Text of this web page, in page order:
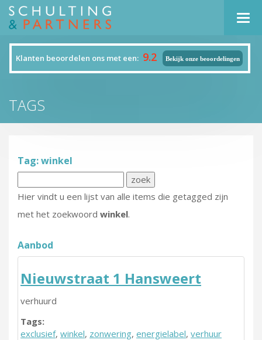
Klanten beoordelen ons met een: 9.2 Bekijk onze beoordelingen
TAGS
Tag: winkel
Hier vindt u een lijst van alle items die getagged zijn
met het zoekwoord winkel.
Aanbod
Nieuwstraat 1 Hansweert
verhuurd
Tags:
exclusief, winkel, zonwering, energielabel, verhuur